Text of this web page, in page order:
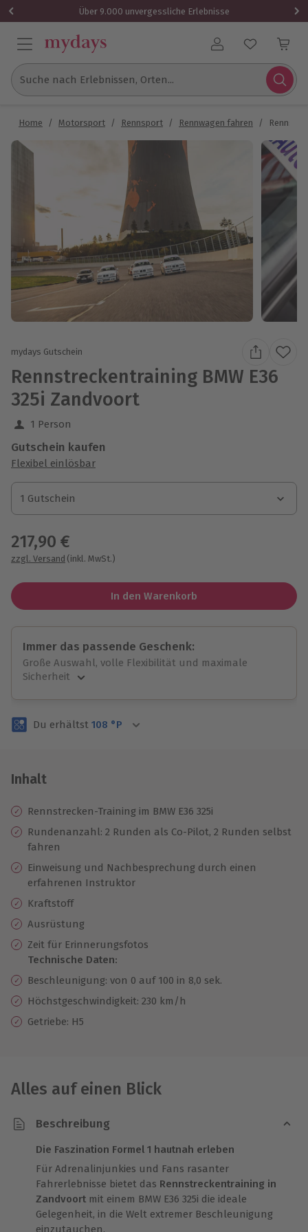
Über 9.000 unvergessliche Erlebnisse
Benutzerkonto
Suche nach Erlebnissen, Orten...
Home / Motorsport / Rennsport / Rennwagen fahren /
mydays Gutschein
Rennstreckentraining BMW E36
325i Zandvoort
1 Person
Gutschein kaufen
Flexibel einlösbar
1 Gutschein
1 Gutschein
1 Gutschein
217,90 €
zzgl. Versand (inkl. MwSt.)
In den Warenkorb
Immer das passende Geschenk:
Große Auswahl, volle Flexibilität und maximale
Sicherheit
Volle Flexibilität
3 Jahre gültig & verlängerbar.
Du erhältst 108 °P
Inhalt
Rennstrecken-Training im BMW E36 325i
Rundenanzahl: 2 Runden als Co-Pilot, 2 Runden selbst
fahren
Einweisung und Nachbesprechung durch einen
erfahrenen Instruktor
Kraftstoff
Ausrüstung
Zeit für Erinnerungsfotos
Technische Daten:
Beschleunigung: von 0 auf 100 in 8,0 sek.
Höchstgeschwindigkeit: 230 km/h
Getriebe: H5
Alles auf einen Blick
Beschreibung
Die Faszination Formel 1 hautnah erleben
Für Adrenalinjunkies und Fans rasanter
Fahrerlebnisse bietet das Rennstreckentraining in
Zandvoort mit einem BMW E36 325i die ideale
Gelegenheit, in die Welt extremer Beschleunigung
einzutauchen.